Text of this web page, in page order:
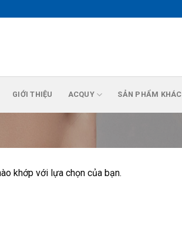
GIỚI THIỆU ACQUY SẢN PHẨM KHÁC
khớp với lựa chọn của bạn.